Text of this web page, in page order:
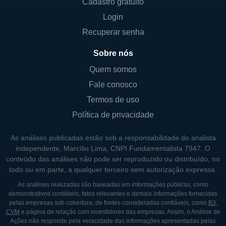
com financiamento interno nos EUA. A
empresa possui uma rede significativa de
localizações para aumentar sua presença no
mercado. O compromisso da Car-Mart com a
transparência e o atendimento ao cliente
ajuda a consolidar sua imagem como uma
opção viável e digna de confiança para os
consumidores na procura de um veículo.
Os clientes valorizam a experiência de
compra simplificada que a Car-Mart oferece,
e seus processos de financiamento internos
são desenhados para serem claros e diretos,
com o objetivo de evitar surpresas
desagradáveis. A empresa também se
Cadastro gratuito
Login
Recuperar senha
Sobre nós
Quem somos
Fale conosco
Termos de uso
Política de privacidade
As análises publicadas estão sob a responsabilidade do analista
independente, Marcílio Lima, CNPI Fundamentalista 7947. O
conteúdo das análises não pode ser reproduzido ou distribuído, no
todo ou em parte, a qualquer terceiro sem autorização expressa.
As análises realizadas são baseadas em informações públicas, como
demonstrativos contábeis, fatos relevantes e demais informações fornecidas
pelas empresas sob cobertura, de fontes consideradas confiáveis, como B3,
CVM e página de relação com investidores das empresas. Assim, o Análise de
Ações não responde pela veracidade das informações apresentadas pelas